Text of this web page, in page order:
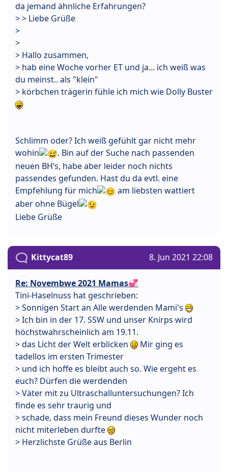
da jemand ähnliche Erfahrungen?
> > Liebe Grüße
>
>
> Hallo zusammen,
> hab eine Woche vorher ET und ja... ich weiß was
du meinst.. als "klein"
> körbchen trägerin fühle ich mich wie Dolly Buster
Schlimm oder? Ich weiß gefühlt gar nicht mehr
wohin
. Bin auf der Suche nach passenden
neuen BH‘s, habe aber leider noch nichts
passendes gefunden. Hast du da evtl. eine
Empfehlung für mich
am liebsten wattiert
aber ohne Bügel
Liebe Grüße
Kittycat89 8. Jun 2021 22:08
Re: Novembwe 2021 Mamas💞
Tini-Haselnuss hat geschrieben:
> Sonnigen Start an Alle werdenden Mami's
> Ich bin in der 17. SSW und unser Knirps wird
höchstwahrscheinlich am 19.11.
> das Licht der Welt erblicken
Mir ging es
tadellos im ersten Trimester
> und ich hoffe es bleibt auch so. Wie ergeht es
euch? Dürfen die werdenden
> Väter mit zu Ultraschalluntersuchungen? Ich
finde es sehr traurig und
> schade, dass mein Freund dieses Wunder noch
nicht miterleben durfte
> Herzlichste Grüße aus Berlin